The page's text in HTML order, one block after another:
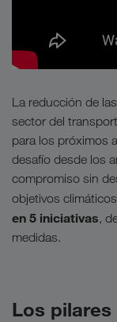
La reducción de
sector del
para los próximos
desafío desde los
compromiso sin
objetivos
en 5 iniciativas,
medidas.
Los pilares